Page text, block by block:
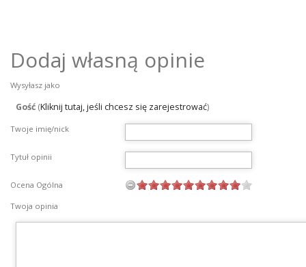
Dodaj własną opinie
Wysyłasz jako
Gość (Kliknij tutaj, jeśli chcesz się zarejestrować)
Twoje imię/nick
Tytuł opinii
Ocena Ogólna
Twoja opinia